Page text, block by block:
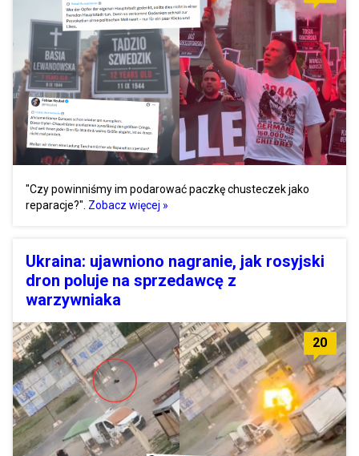
"Czy powinniśmy im podarować paczkę chusteczek jako
reparacje?". Zobacz więcej »
Ukraina: ujawniono nagranie, jak rosyjski
dron poluje na sprzedawcę z
warzywniaka
20